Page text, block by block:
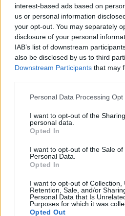
interest-based ads based on
us or personal information
your opt-out. You may separately
disclosure of your personal
IAB’s list of downstream
also be disclosed by us to third
Downstream Participants that may
Personal Data Processing Opt
I want to opt-out of the
personal data.
Opted In
I want to opt-out of the Sale of
Personal Data.
Opted In
I want to opt-out of Collection,
Retention, Sale, and/or
Personal Data that Is
Purposes for which it was
Opted Out
Publié par Zetpis 18988 4 4 6
8h04.
Chanteurs : EXO
Paroles + Traduction
Commentaires
Pour prolonger le plaisir